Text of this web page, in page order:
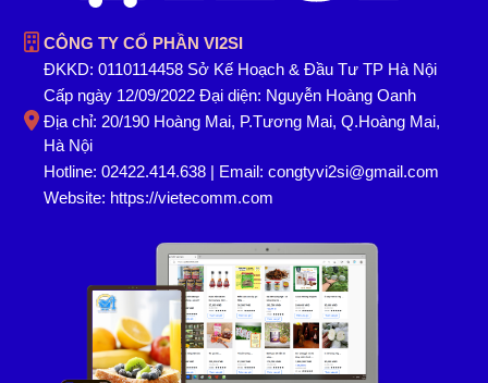
CÔNG TY CỔ PHẦN VI2SI
ĐKKD: 0110114458 Sở Kế Hoạch & Đầu Tư TP Hà Nội
Cấp ngày 12/09/2022 Đại diện: Nguyễn Hoàng Oanh
Địa chỉ: 20/190 Hoàng Mai, P.Tương Mai, Q.Hoàng Mai,
Hà Nội
Hotline: 02422.414.638 | Email: congtyvi2si@gmail.com
Website: https://vietecomm.com